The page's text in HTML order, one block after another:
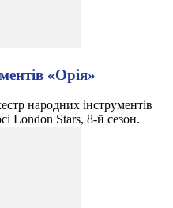
«Орія»
народних інструментів
London Stars, 8-й сезон.